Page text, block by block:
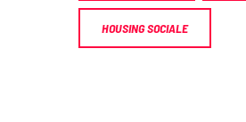
HOUSING SOCIALE